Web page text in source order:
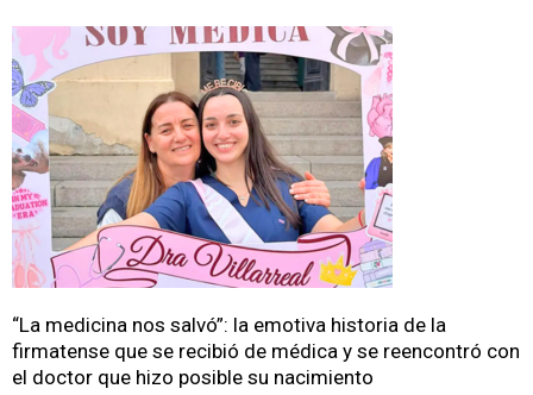
“La medicina nos salvó”: la emotiva historia de la
firmatense que se recibió de médica y se reencontró con
el doctor que hizo posible su nacimiento